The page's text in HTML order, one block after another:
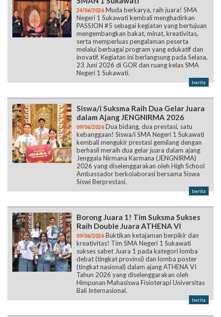
24/06/2026 Muda berkarya, raih juara! SMA
Negeri 1 Sukawati kembali menghadirkan
PASSION #5 sebagai kegiatan yang bertujuan
mengembangkan bakat, minat, kreativitas,
serta memperluas pengalaman peserta
melalui berbagai program yang edukatif dan
inovatif. Kegiatan ini berlangsung pada Selasa,
23 Juni 2026 di GOR dan ruang kelas SMA
Negeri 1 Sukawati.
berita
Siswa/i Suksma Raih Dua Gelar Juara
dalam Ajang JENGNIRMA 2026
09/06/2026 Dua bidang, dua prestasi, satu
kebanggaan! Siswa/i SMA Negeri 1 Sukawati
kembali mengukir prestasi gemilang dengan
berhasil meraih dua gelar juara dalam ajang
Jenggala Nirmana Karmana (JENGNIRMA)
2026 yang diselenggarakan oleh High School
Ambassador berkolaborasi bersama Siswa
Siswi Berprestasi.
berita
Borong Juara 1! Tim Suksma Sukses
Raih Double Juara ATHENA VI
09/06/2026 Buktikan ketajaman berpikir dan
kreativitas! Tim SMA Negeri 1 Sukawati
sukses sabet Juara 1 pada kategori lomba
debat (tingkat provinsi) dan lomba poster
(tingkat nasional) dalam ajang ATHENA VI
Tahun 2026 yang diselenggarakan oleh
Himpunan Mahasiswa Fisioterapi Universitas
Bali Internasional.
berita